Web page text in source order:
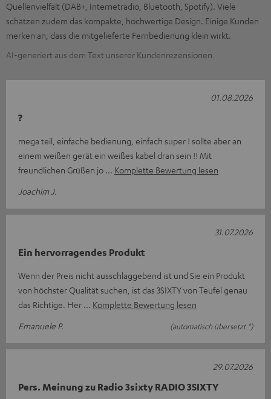
Quellenvielfalt (DAB+, Internetradio, Bluetooth, Spotify). Viele
schätzen zudem das kompakte, hochwertige Design. Einige Kunden
merken an, dass die mitgelieferte Fernbedienung klein wirkt.
AI-generiert aus dem Text unserer Kundenrezensionen
?
mega teil, einfache bedienung, einfach super ! sollte aber an
einem weißen gerät ein weißes kabel dran sein !! Mit
freundlichen Grüßen jo
Komplette Bewertung lesen
Joachim J.
01.08.2026
Ein hervorragendes Produkt
Wenn der Preis nicht ausschlaggebend ist und Sie ein Produkt
von höchster Qualität suchen, ist das 3SIXTY von Teufel genau
das Richtige. Her
Komplette Bewertung lesen
Emanuele P.
(automatisch übersetzt *)
31.07.2026
Pers. Meinung zu Radio 3sixty RADIO 3SIXTY
29.07.2026